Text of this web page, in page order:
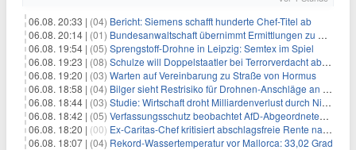
06.08. 20:33 | (04) Bericht: Siemens schafft hunderte Chef-Titel ab
06.08. 20:14 | (01) Bundesanwaltschaft übernimmt Ermittlungen zu Drohnenvorfall
06.08. 19:54 | (05) Sprengstoff-Drohne in Leipzig: Semtex im Spiel
06.08. 19:23 | (08) Schulze will Doppelstaatler bei Terrorverdacht abschieben
06.08. 19:20 | (03) Warten auf Vereinbarung zu Straße von Hormus
06.08. 18:58 | (04) Bilger sieht Restrisiko für Drohnen-Anschläge an Flughäfen
06.08. 18:44 | (03) Studie: Wirtschaft droht Milliardenverlust durch Niedrigwasser
06.08. 18:42 | (05) Verfassungsschutz beobachtet AfD-Abgeordneten Nolte
06.08. 18:20 | (00) Ex-Caritas-Chef kritisiert abschlagsfreie Rente nach 45 Jahren
06.08. 18:07 | (04) Rekord-Wassertemperatur vor Mallorca: 33,02 Grad